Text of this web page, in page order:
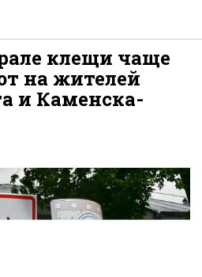
клещи чаще
на жителей
и Каменска-